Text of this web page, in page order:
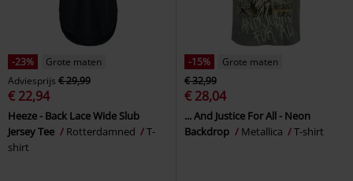
-23%
Grote maten
Adviesprijs € 29,99
€ 22,94
Heeze - Back Lace Wide Slub
Jersey Tee
Rotterdamned
T-
shirt
-15%
Grote maten
€ 32,99
€ 28,04
... And Justice For All - Neon
Backdrop
Metallica T-shirt